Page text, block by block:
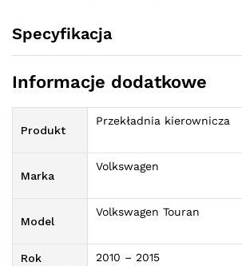
Specyfikacja
Informacje dodatkowe
Produkt
Przekładnia kierownicza
Marka
Volkswagen
Model
Volkswagen Touran
Rok
2010 – 2015